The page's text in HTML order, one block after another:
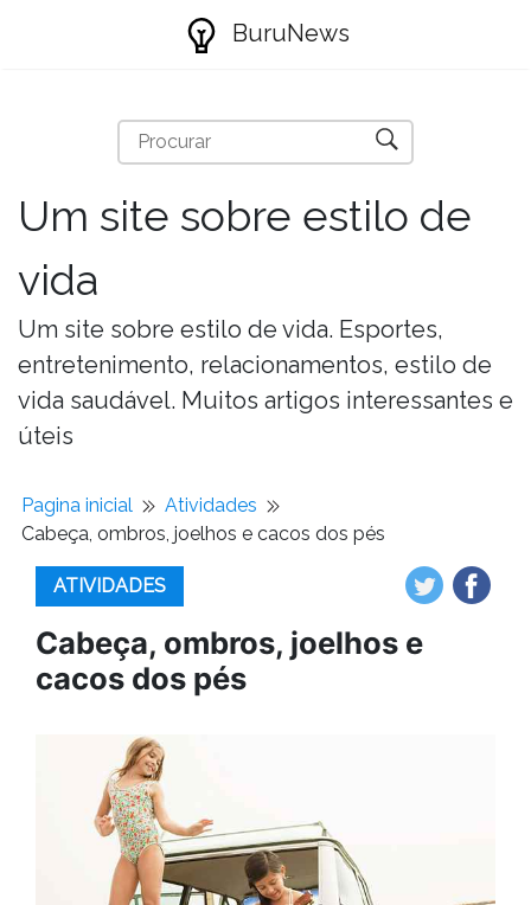
BuruNews
Um site sobre estilo de
vida
Um site sobre estilo de vida. Esportes,
entretenimento, relacionamentos, estilo de
vida saudável. Muitos artigos interessantes e
úteis
Pagina inicial
Atividades
Cabeça, ombros, joelhos e cacos dos pés
ATIVIDADES
Cabeça, ombros, joelhos e
cacos dos pés